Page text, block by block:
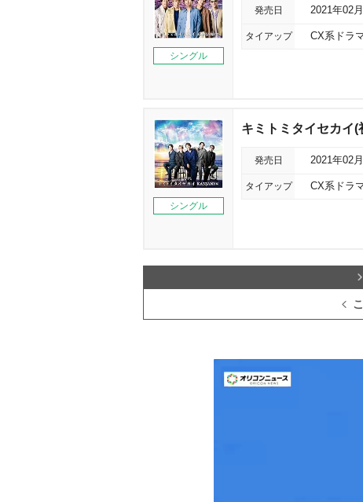
シングル
発売日 2021年02
タイアップ CX系ドラ
シングル
キミトミタイセカイ(
発売日 2021年02
タイアップ CX系ドラ